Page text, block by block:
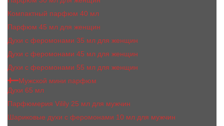
Компактный парфюм 40 мл
Парфюм 45 мл для женщин
Духи с феромонами 35 мл для женщин
Духи с феромонами 45 мл для женщин
Духи с феромонами 55 мл для женщин
Мужской мини парфюм
Духи 65 мл
Парфюмерия Vilily 25 мл для мужчин
Шариковые духи с феромонами 10 мл для мужчин